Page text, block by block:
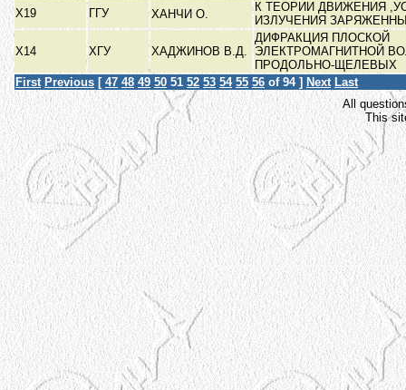
Х19
ГГУ ХАНЧИ О.
К ТЕОРИИ ДВИЖЕНИЯ
ИЗЛУЧЕНИЯ
Х14 ХГУ ХАДЖИНОВ В.Д.
ДИФРАКЦИЯ ПЛОСКОЙ
ЭЛЕКТРОМАГНИТНОЙ
ПРОДОЛЬНО-ЩЕЛЕВЫХ
First Previous [ 47 48 49 50 51 52 53 54 55 56 of 94 ] Next Last
All
This